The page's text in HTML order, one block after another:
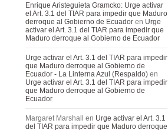
Enrique Aristeguieta Gramcko: Urge activar
el Art. 3.1 del TIAR para impedir que Maduro
derroque al Gobierno de Ecuadoren Urge
activar el Art. 3.1 del TIAR para impedir que
Maduro derroque al Gobierno de Ecuador
Urge activar el Art. 3.1 del TIAR para impedir
que Maduro derroque al Gobierno de
Ecuador - La Linterna Azul (Respaldo)en
Urge activar el Art. 3.1 del TIAR para impedir
que Maduro derroque al Gobierno de
Ecuador
Margaret Marshall en Urge activar el Art. 3.1
del TIAR para impedir que Maduro derroque